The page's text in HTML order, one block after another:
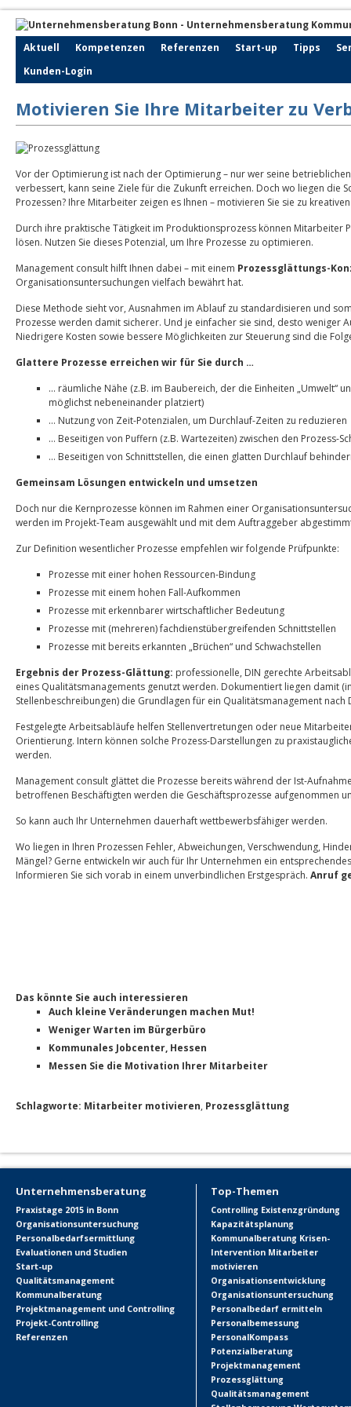
Aktuell Kompetenzen Referenzen Start-up Tipps
Kunden-Login
Motivieren Sie Ihre Mitarbeiter zu
Vor der Optimierung ist nach der Optimierung – nur wer seine
verbessert, kann seine Ziele für die Zukunft erreichen. Doch wo liegen die
Prozessen? Ihre Mitarbeiter zeigen es Ihnen – motivieren Sie sie zu
Durch ihre praktische Tätigkeit im Produktionsprozess können Mitarbeiter
lösen. Nutzen Sie dieses Potenzial, um Ihre Prozesse zu optimieren.
Management consult hilft Ihnen dabei – mit einem Prozessglättungs-
Organisationsuntersuchungen vielfach bewährt hat.
Diese Methode sieht vor, Ausnahmen im Ablauf zu standardisieren und
Prozesse werden damit sicherer. Und je einfacher sie sind, desto weniger
Niedrigere Kosten sowie bessere Möglichkeiten zur Steuerung sind die
Glattere Prozesse erreichen wir für Sie durch …
… räumliche Nähe (z.B. im Baubereich, der die Einheiten „Umwelt“
möglichst nebeneinander platziert)
… Nutzung von Zeit-Potenzialen, um Durchlauf-Zeiten zu reduzieren
… Beseitigen von Puffern (z.B. Wartezeiten) zwischen den Prozess-
… Beseitigen von Schnittstellen, die einen glatten Durchlauf
Gemeinsam Lösungen entwickeln und umsetzen
Doch nur die Kernprozesse können im Rahmen einer
werden im Projekt-Team ausgewählt und mit dem Auftraggeber
Zur Definition wesentlicher Prozesse empfehlen wir folgende Prüfpunkte:
Prozesse mit einer hohen Ressourcen-Bindung
Prozesse mit einem hohen Fall-Aufkommen
Prozesse mit erkennbarer wirtschaftlicher Bedeutung
Prozesse mit (mehreren) fachdienstübergreifenden Schnittstellen
Prozesse mit bereits erkannten „Brüchen“ und Schwachstellen
Ergebnis der Prozess-Glättung: professionelle, DIN gerechte
eines Qualitätsmanagements genutzt werden. Dokumentiert liegen damit
Stellenbeschreibungen) die Grundlagen für ein Qualitätsmanagement nach
Festgelegte Arbeitsabläufe helfen Stellenvertretungen oder neue
Orientierung. Intern können solche Prozess-Darstellungen zu
werden.
Management consult glättet die Prozesse bereits während der Ist-
betroffenen Beschäftigten werden die Geschäftsprozesse aufgenommen
So kann auch Ihr Unternehmen dauerhaft wettbewerbsfähiger werden.
Wo liegen in Ihren Prozessen Fehler, Abweichungen, Verschwendung,
Mängel? Gerne entwickeln wir auch für Ihr Unternehmen ein
Informieren Sie sich vorab in einem unverbindlichen Erstgespräch. Anruf
Das könnte Sie auch interessieren
Auch kleine Veränderungen machen Mut!
Weniger Warten im Bürgerbüro
Kommunales Jobcenter, Hessen
Messen Sie die Motivation Ihrer Mitarbeiter
Schlagworte: Mitarbeiter motivieren, Prozessglättung
Unternehmensberatung
Praxistage 2015 in Bonn
Organisationsuntersuchung
Personalbedarfsermittlung
Evaluationen und Studien
Start-up
Qualitätsmanagement
Kommunalberatung
Projektmanagement und Controlling
Projekt-Controlling
Referenzen
Top-Themen
Controlling Existenzgründung
Kapazitätsplanung
Kommunalberatung Krisen-
Intervention Mitarbeiter
motivieren
Organisationsentwicklung
Organisationsuntersuchung
Personalbedarf ermitteln
Personalbemessung
PersonalKompass
Potenzialberatung
Projektmanagement
Prozessglättung
Qualitätsmanagement